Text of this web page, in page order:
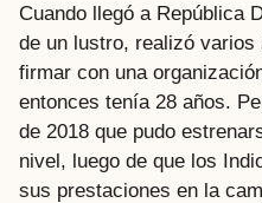
Cuando llegó a República
de un lustro, realizó varios
firmar con una
entonces tenía 28 años.
de 2018 que pudo
nivel, luego de que los
sus prestaciones en la